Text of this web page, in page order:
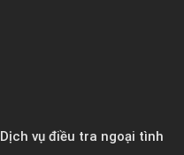
Dịch vụ điều tra ngoại tình